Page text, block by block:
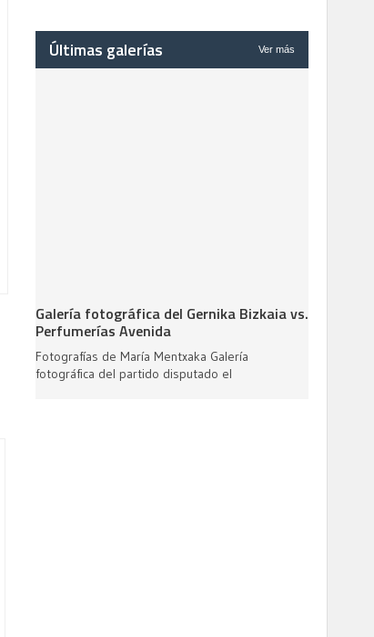
Últimas galerías Ver más
Galería fotográfica del Gernika Bizkaia vs.
Perfumerías Avenida
Fotografías de María Mentxaka Galería
fotográfica del partido disputado el